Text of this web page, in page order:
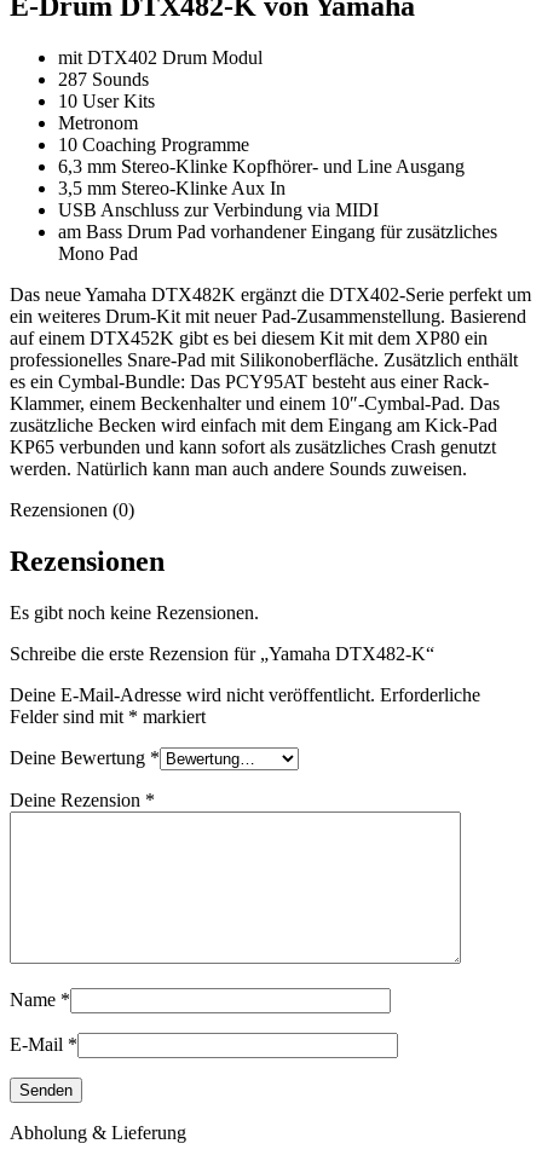
E-Drum DTX482-K von Yamaha
mit DTX402 Drum Modul
287 Sounds
10 User Kits
Metronom
10 Coaching Programme
6,3 mm Stereo-Klinke Kopfhörer- und Line Ausgang
3,5 mm Stereo-Klinke Aux In
USB Anschluss zur Verbindung via MIDI
am Bass Drum Pad vorhandener Eingang für zusätzliches
Mono Pad
Das neue Yamaha DTX482K ergänzt die DTX402-Serie perfekt um
ein weiteres Drum-Kit mit neuer Pad-Zusammenstellung. Basierend
auf einem DTX452K gibt es bei diesem Kit mit dem XP80 ein
professionelles Snare-Pad mit Silikonoberfläche. Zusätzlich enthält
es ein Cymbal-Bundle: Das PCY95AT besteht aus einer Rack-
Klammer, einem Beckenhalter und einem 10″-Cymbal-Pad. Das
zusätzliche Becken wird einfach mit dem Eingang am Kick-Pad
KP65 verbunden und kann sofort als zusätzliches Crash genutzt
werden. Natürlich kann man auch andere Sounds zuweisen.
Rezensionen (0)
Rezensionen
Es gibt noch keine Rezensionen.
Schreibe die erste Rezension für „Yamaha DTX482-K“
Deine E-Mail-Adresse wird nicht veröffentlicht. Erforderliche
Felder sind mit * markiert
Deine Bewertung *
Deine Rezension *
Name *
E-Mail *
Abholung & Lieferung